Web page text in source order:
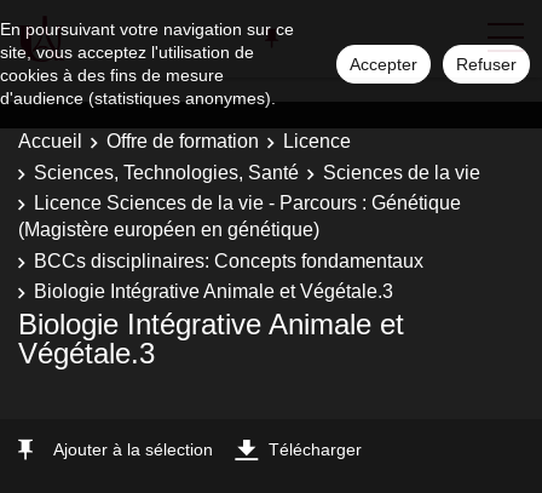
En poursuivant votre navigation sur ce
site, vous acceptez l'utilisation de
cookies à des fins de mesure
d'audience (statistiques anonymes).
Accepter Refuser
Accueil Offre de formation
Licence
Sciences, Technologies, Santé
Sciences de la vie
Licence Sciences de la vie - Parcours : Génétique
(Magistère européen en génétique)
BCCs disciplinaires: Concepts fondamentaux
Biologie Intégrative Animale et Végétale.3
Biologie Intégrative Animale et
Végétale.3
Ajouter à la sélection Télécharger